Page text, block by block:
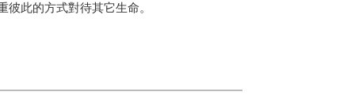
此的方式對待其它生命。